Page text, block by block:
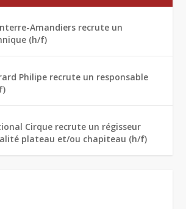
Amandiers recrute un
(h/f)
Philipe recrute un responsable
Cirque recrute un régisseur
plateau et/ou chapiteau (h/f)